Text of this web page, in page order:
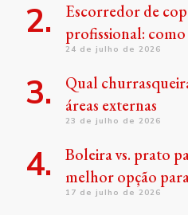
Escorredor de
profissional:
24 de julho de 2026
Qual
áreas externas
23 de julho de 2026
Boleira vs. prato
melhor opção
17 de julho de 2026